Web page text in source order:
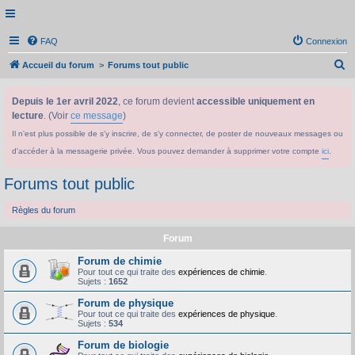
FAQ Connexion
Accueil du forum Forums tout public
Depuis le 1er avril 2022, ce forum devientaccessible uniquement en
lecture. (Voir ce message)
Il n'est plus possible de s'y inscrire, de s'y connecter, de poster de nouveaux messages ou
d'accéder à la messagerie privée. Vous pouvez demander à supprimer votre compte ici
Forums tout public
Règles du forum
Forum
Forum de chimie
Pour tout ce qui traite des expériences de chimie
Sujets : 1652
Forum de physique
Pour tout ce qui traite des expériences de physique
Sujets : 534
Forum de biologie